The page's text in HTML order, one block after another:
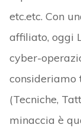
etc.etc. Con
affiliato, oggi
cyber-
consideriamo
(Tecniche,
minaccia è